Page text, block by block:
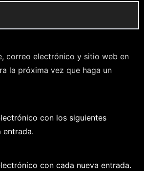
correo electrónico y sitio web en
la próxima vez que haga un
con los siguientes
entrada.
con cada nueva entrada.